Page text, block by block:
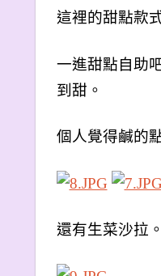
這裡的甜點款
一進甜點自助
到甜。
個人覺得鹹的
還有生菜沙拉。